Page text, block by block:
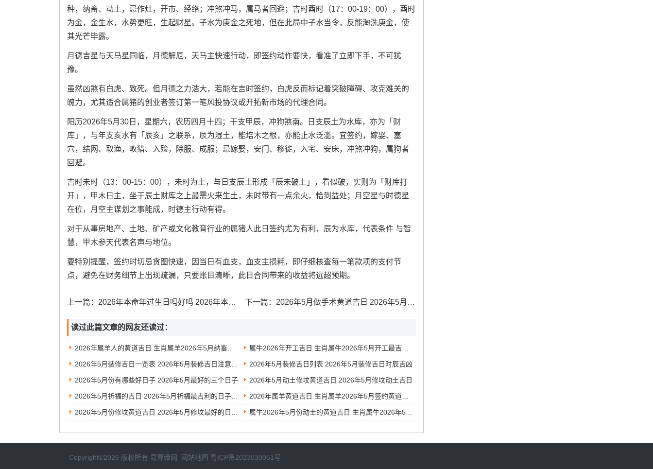
种，纳畜、动土，忌作灶，开市、经络；冲煞冲马，属马者回避；吉时酉时（17：00-19：00），酉时
为金，金生水，水势更旺，生起财星。子水为庚金之死地，但在此局中子水当令，反能淘洗庚金，使
其光芒毕露。
月德吉星与天马星同临，月德解厄，天马主快速行动，即签约动作要快，看准了立即下手，不可犹
豫。
虽然凶煞有白虎、致死。但月德之力浩大，若能在吉时签约，白虎反而标记着突破障碍、攻克难关的
魄力，尤其适合属猪的创业者签订第一笔风投协议或开拓新市场的代理合同。
阳历2026年5月30日，星期六，农历四月十四；干支甲辰，冲狗煞南。日支辰土为水库，亦为「财
库」，与年支亥水有「辰亥」之联系，辰为湿土，能培木之根，亦能止水泛滥。宜签约，嫁娶、塞
穴，结网、取渔，畋猎、入殓，除服、成服；忌嫁娶，安门、移徙，入宅、安床，冲煞冲狗，属狗者
回避。
吉时未时（13：00-15：00），未时为土，与日支辰土形成「辰未破土」，看似破，实则为「财库打
开」，甲木日主，坐于辰土财库之上最需火来生土，未时带有一点余火，恰到益处；月空星与时德星
在位，月空主谋划之事能成，时德主行动有得。
对于从事房地产、土地、矿产或文化教育行业的属猪人此日签约尤为有利，辰为水库，代表条件 与智
慧，甲木参天代表名声与地位。
要特别提醒，签约时切忌贪图快速，因当日有血支，血支主损耗，即仔细核查每一笔款项的支付节
点，避免在财务细节上出现疏漏，只要账目清晰，此日合同带来的收益将远超预期。
上一篇： 2026年本命年过生日吗好吗 2026年本命年过生日哪天日子比较好 下一篇： 2026年5月做手术黄道吉日 2026年5月手术吉日宜忌分析
读过此篇文章的网友还读过：
2026年属羊人的黄道吉日 生肖属羊2026年5月纳畜黄道吉日一览表
2026年5月装修吉日列表 2026年5月装修吉日时辰吉凶
2026年5月份有哪些好日子 2026年5月最好的三个日子 2026年5月动土修坟黄道吉日 2026年5月修坟动土吉日
2026年5月祈福的吉日 2026年5月祈福最吉利的日子有哪些
Copyright©2026 版权所有 易算缘网 网站地图 粤ICP备2023030051号